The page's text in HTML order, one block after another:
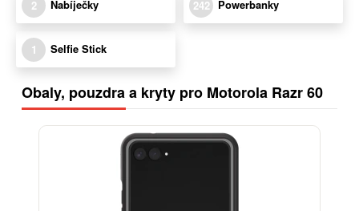
2 Nabíječky 242 Powerbanky
1 Selfie Stick
Obaly, pouzdra a kryty pro Motorola Razr 60